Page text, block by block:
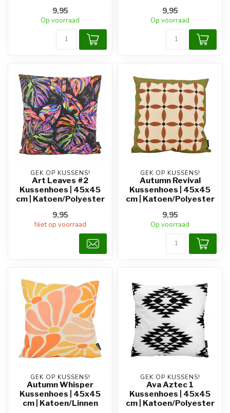
9,95
Op voorraad
9,95
Op voorraad
GEK OP KUSSENS!
Art Leaves #2
Kussenhoes | 45x45
cm | Katoen/Polyester
9,95
Niet op voorraad
GEK OP KUSSENS!
Autumn Revival
Kussenhoes | 45x45
cm | Katoen/Polyester
9,95
Op voorraad
GEK OP KUSSENS!
Autumn Whisper
Kussenhoes | 45x45
cm | Katoen/Linnen
GEK OP KUSSENS!
Ava Aztec 1
Kussenhoes | 45x45
cm | Katoen/Polyester